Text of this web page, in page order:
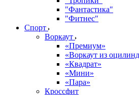
"Фантастика"
"Фитнес"
Спорт
Воркаут
«Премиум»
«Воркаут из
«Квадрат»
«Мини»
«Пара»
Кроссфит